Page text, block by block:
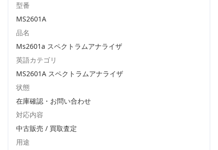
型番
MS2601A
品名
Ms2601a スペクトラムアナライザ
英語カテゴリ
MS2601A スペクトラムアナライザ
状態
在庫確認・お問い合わせ
対応内容
中古販売 / 買取査定
用途